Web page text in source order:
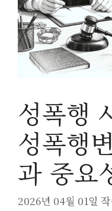
성폭행
성폭행
과 중요
2026년 04월 01일